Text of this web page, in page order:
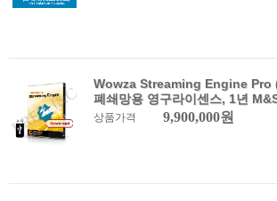
Wowza Streaming Engine Pro
폐쇄망용 영구라이센스, 1년
상품가격 9,900,000원